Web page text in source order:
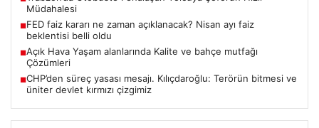
Müdahalesi
■FED faiz kararı ne zaman açıklanacak? Nisan ayı faiz
beklentisi belli oldu
■Açık Hava Yaşam alanlarında Kalite ve bahçe mutfağı
Çözümleri
■CHP’den süreç yasası mesajı. Kılıçdaroğlu: Terörün bitmesi ve
üniter devlet kırmızı çizgimiz